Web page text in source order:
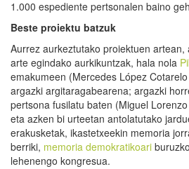
1.000 espediente pertsonalen baino
Beste proiektu batzuk
Aurrez aurkeztutako proiektuen artean,
arte egindako aurkikuntzak, hala nola
emakumeen (Mercedes López
argazki argitaragabearena; argazki
pertsona fusilatu baten (Miguel
eta azken bi urteetan antolatutako
erakusketak, ikastetxeekin memoria
berriki, memoria demokratikoari
lehenengo kongresua.